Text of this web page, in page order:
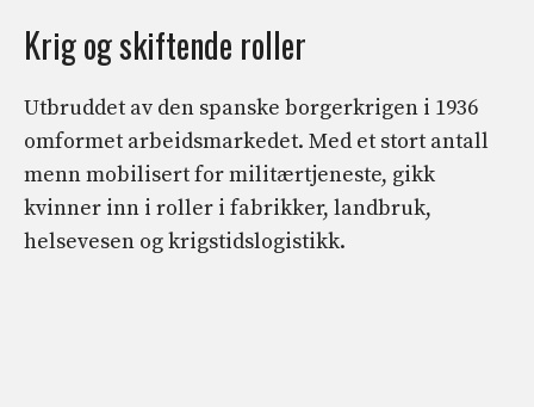
Krig og skiftende roller
Utbruddet av den spanske borgerkrigen i 1936
omformet arbeidsmarkedet. Med et stort antall
menn mobilisert for militærtjeneste, gikk
kvinner inn i roller i fabrikker, landbruk,
helsevesen og krigstidslogistikk.